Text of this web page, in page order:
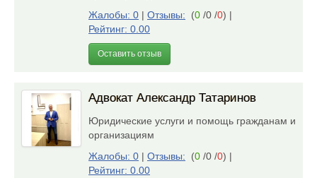
Жалобы: 0 | Отзывы: (0 /0 /0) |
Рейтинг: 0.00
Оставить отзыв
Адвокат Александр Татаринов
Юридические услуги и помощь гражданам и
организациям
Жалобы: 0 | Отзывы: (0 /0 /0) |
Рейтинг: 0.00